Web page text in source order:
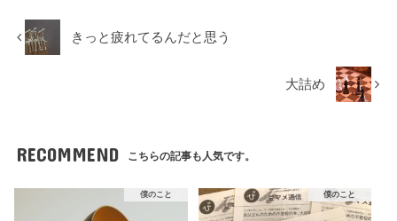
きっと疲れてるんだと思う
大詰め
RECOMMEND こちらの記事も人気です。
僕のこと 僕のこと